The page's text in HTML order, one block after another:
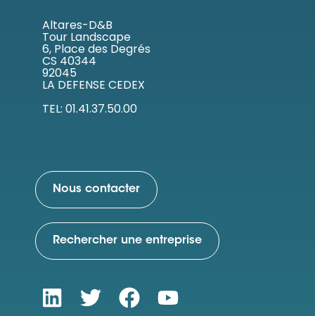
Altares-D&B
Tour Landscape
6, Place des Degrés
CS 40344
92045
LA DEFENSE CEDEX
TEL: 01.41.37.50.00
Nous contacter
Rechercher une entreprise